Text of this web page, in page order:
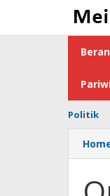
konten
Politik